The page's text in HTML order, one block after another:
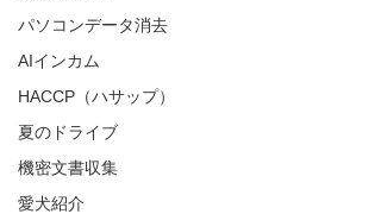
パソコンデータ消去
AIインカム
HACCP（ハサップ）
夏のドライブ
機密文書収集
愛犬紹介